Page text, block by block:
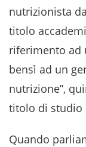
nutrizionista
titolo
riferimento ad
bensì ad un
nutrizione”,
titolo di studio
Quando